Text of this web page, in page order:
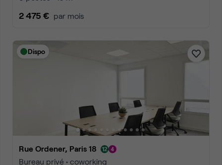
2 475 € par mois
Dispo
Rue Ordener, Paris 18
Bureau privé • coworking